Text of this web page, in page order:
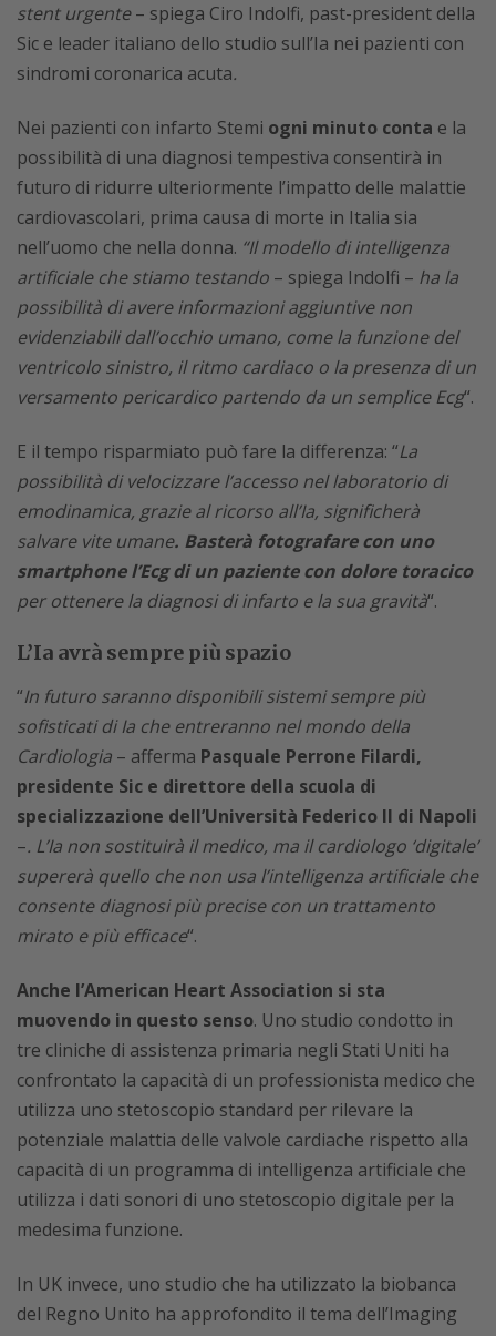
stent urgente– spiega Ciro Indolfi, past-president della
Sic e leader italiano dello studio sull’Ia nei pazienti con
sindromi coronarica acuta.
Nei pazienti con infarto Stemi ogni minuto conta e la
possibilità di una diagnosi tempestiva consentirà in
futuro di ridurre ulteriormente l’impatto delle malattie
cardiovascolari, prima causa di morte in Italia sia
nell’uomo che nella donna. “Il modello di intelligenza
artificiale che stiamo testando – spiega Indolfi – ha la
possibilità di avere informazioni aggiuntive non
evidenziabili dall’occhio umano, come la funzione del
ventricolo sinistro, il ritmo cardiaco o la presenza di un
versamento pericardico partendo da un semplice Ecg“.
E il tempo risparmiato può fare la differenza: “La
possibilità di velocizzare l’accesso nel laboratorio di
emodinamica, grazie al ricorso all’Ia, significherà
salvare vite umane. Basterà fotografare con uno
smartphone l’Ecg di un paziente con dolore toracico
per ottenere la diagnosi di infarto e la sua gravità“.
L’Ia avrà sempre più spazio
“In futuro saranno disponibili sistemi sempre più
sofisticati di Ia che entreranno nel mondo della
Cardiologia – afferma Pasquale Perrone Filardi,
presidente Sic e direttore della scuola di
specializzazione dell’Università Federico II di Napoli
–. L’Ia non sostituirà il medico, ma il cardiologo ‘digitale’
supererà quello che non usa l’intelligenza artificiale che
consente diagnosi più precise con un trattamento
mirato e più efficace“.
Anche l’American Heart Association si sta
muovendo in questo senso. Uno studio condotto in
tre cliniche di assistenza primaria negli Stati Uniti ha
confrontato la capacità di un professionista medico che
utilizza uno stetoscopio standard per rilevare la
potenziale malattia delle valvole cardiache rispetto alla
capacità di un programma di intelligenza artificiale che
utilizza i dati sonori di uno stetoscopio digitale per la
medesima funzione.
In UK invece, uno studio che ha utilizzato la biobanca
del Regno Unito ha approfondito il tema dell’Imaging